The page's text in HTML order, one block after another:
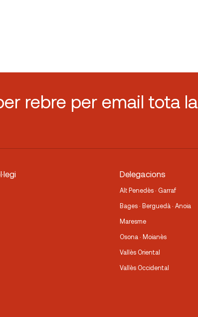
rebre per email tota la
Delegacions
Alt Penedès · Garraf
Bages · Berguedà · Anoia
Maresme
Osona · Moianès
Vallès Oriental
Vallès Occidental